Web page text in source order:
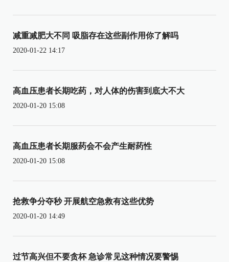
减重减肥大不同 吸脂存在这些副作用你了解吗
2020-01-22 14:17
高血压患者长期吃药，对人体的伤害到底大不大
2020-01-20 15:08
高血压患者长期服药会不会产生耐药性
2020-01-20 15:08
抢救争分夺秒 开展航空急救有这些优势
2020-01-20 14:49
过节高兴但不要贪杯 急诊常见这种情况要警惕